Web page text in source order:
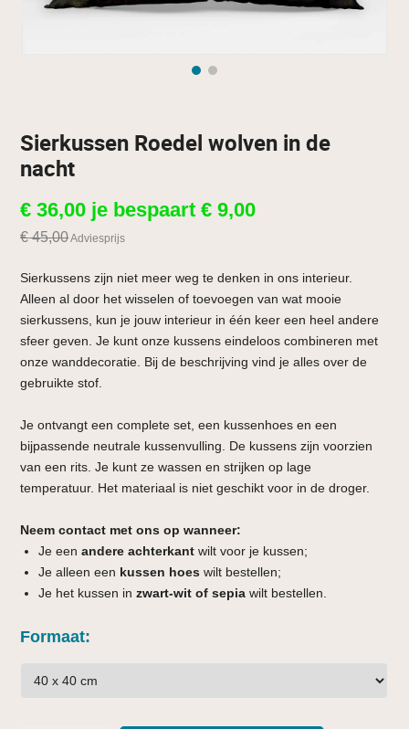
Sierkussen Roedel wolven in de
nacht
€ 36,00 je bespaart€ 9,00
€45,00Adviesprijs
Sierkussens zijn niet meer weg te denken in ons interieur.
Alleen al door het wisselen of toevoegen van wat mooie
sierkussens, kun je jouw interieur in één keer een heel andere
sfeer geven. Je kunt onze kussens eindeloos combineren met
onze wanddecoratie. Bij de beschrijving vind je alles over de
gebruikte stof.
Je ontvangt een complete set, een kussenhoes en een
bijpassende neutrale kussenvulling. De kussens zijn voorzien
van een rits. Je kunt ze wassen en strijken op lage
temperatuur. Het materiaal is niet geschikt voor in de droger.
Neem contact met ons op wanneer:
Je eenandere achterkant wilt voor je kussen;
Je alleen een kussen hoes wilt bestellen;
Je het kussen inzwart-wit of sepia wilt bestellen.
Formaat